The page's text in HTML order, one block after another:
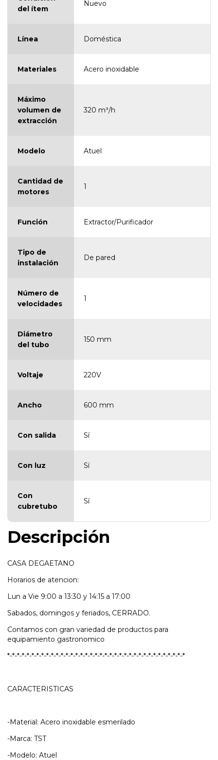
del ítem
Nuevo
Línea Doméstica
Materiales Acero inoxidable
Máximo
volumen de
extracción
320 m³/h
Modelo Atuel
Cantidad de
motores
1
Función Extractor/Purificador
Tipo de
instalación
De pared
Número de
velocidades
1
Diámetro
del tubo
150 mm
Voltaje 220V
Ancho 600 mm
Con salida Sí
Con luz Sí
Con
cubretubo
Sí
Descripción
CASA DEGAETANO
Horarios de atencion:
Lun a Vie 9:00 a 13:30 y 14:15 a 17:00
Sabados, domingos y feriados, CERRADO.
Contamos con gran variedad de productos para
equipamiento gastronomico
*-*-*-*-*-*-*-*-*-*-*-*-*-*-*-*-*-*-*-*-*-*-*-*-*-*-*-*-*-*-*-*-*-*-*-*-*
CARACTERISTICAS
-Material: Acero inoxidable esmerilado
-Marca: TST
-Modelo: Atuel